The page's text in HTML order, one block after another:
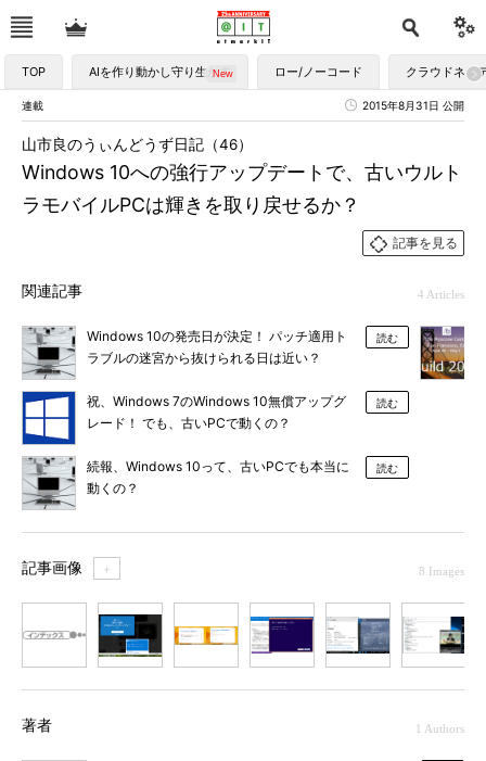
TOP AIを作り動かし守り生かす ロー/ノーコード クラウドネイ
連載 2015年8月31日 公開
Windows 10への強行アップデートで、古いウルト
ラモバイルPCは輝きを取り戻せるか？
山市良のうぃんどうず日記（46）
記事を見る
関連記事 4 Articles
Windows 10の発売日が決定！ パッチ適用ト
ラブルの迷宮から抜けられる日は近い？
読む
祝、Windows 7のWindows 10無償アップグ
レード！ でも、古いPCで動くの？
読む
続報、Windows 10って、古いPCでも本当に
動くの？
読む
記事画像 ＋ 8 Images
著者 1 Authors